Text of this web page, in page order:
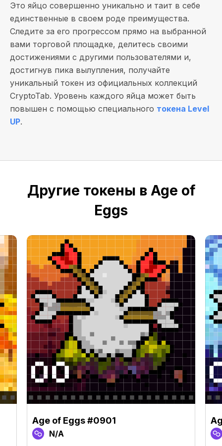
Это яйцо совершенно уникально и таит в себе
единственные в своем роде преимущества.
Следите за его прогрессом прямо на выбранной
вами торговой площадке, делитесь своими
достижениями с другими пользователями и,
достигнув пика вылупления, получайте
уникальный токен из официальных коллекций
CryptoTab. Уровень каждого яйца может быть
повышен с помощью специального токена Level
UP.
Другие токены в Age of
Eggs
Age of Eggs #0901
N/A